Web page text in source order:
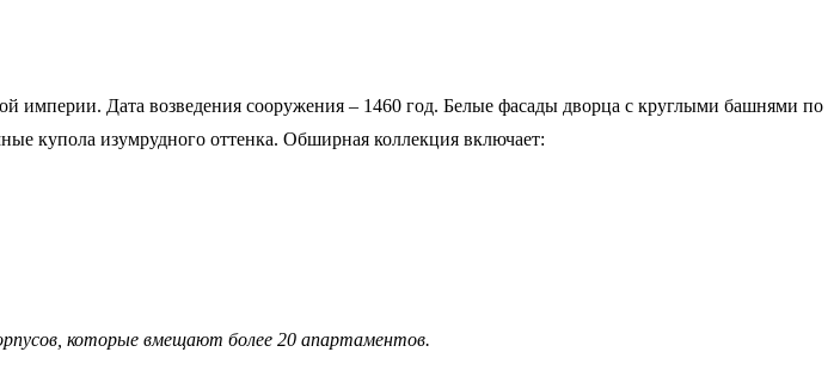
империи. Дата возведения сооружения – 1460 год. Белые фасады дворца с круглыми башнями по
купола изумрудного оттенка. Обширная коллекция включает:
которые вмещают более 20 апартаментов.